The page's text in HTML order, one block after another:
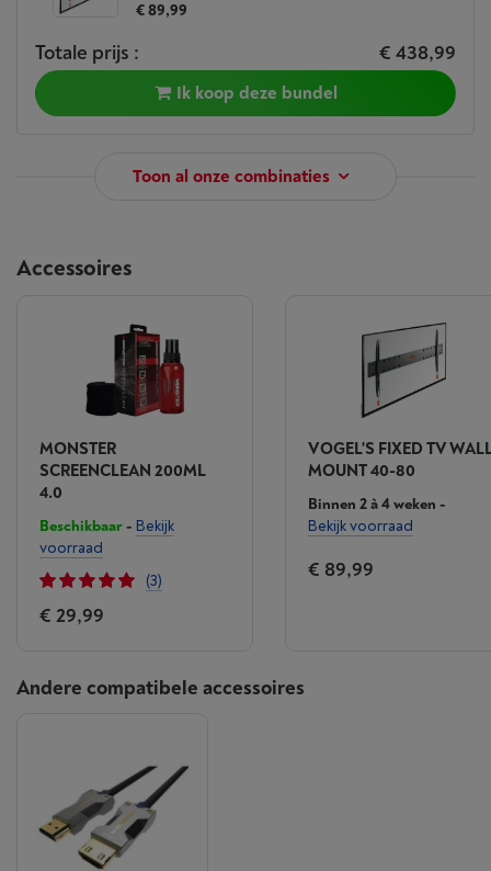
€ 89,99
Totale prijs : € 438,99
Ik koop deze bundel
Toon al onze combinaties
Accessoires
MONSTER
SCREENCLEAN 200ML
4.0
Beschikbaar- Bekijk
voorraad
(3)
€ 29,99
VOGEL'S FIXED TV
MOUNT 40-80
Binnen 2 à 4 weken -
Bekijk voorraad
€ 89,99
Andere compatibele accessoires